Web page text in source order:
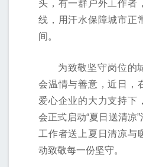
头，有一群户外工作者
线，用汗水保障城市正
间。
为致敬坚守岗位的
会温情与善意，近日，
爱心企业的大力支持下
会正式启动“夏日送清凉
工作者送上夏日清凉与
动致敬每一份坚守。